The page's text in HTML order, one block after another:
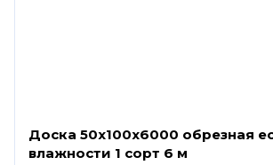
Доска 50х100х6000 обрезная
влажности 1 сорт 6 м